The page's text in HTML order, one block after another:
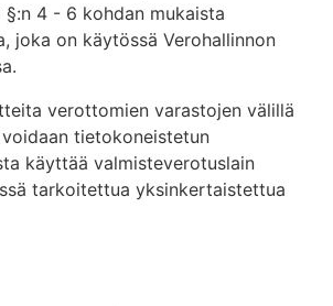
§:n 4 - 6 kohdan mukaista
joka on käytössä Verohallinnon
verottomien varastojen välillä
voidaan tietokoneistetun
käyttää valmisteverotuslain
tarkoitettua yksinkertaistettua